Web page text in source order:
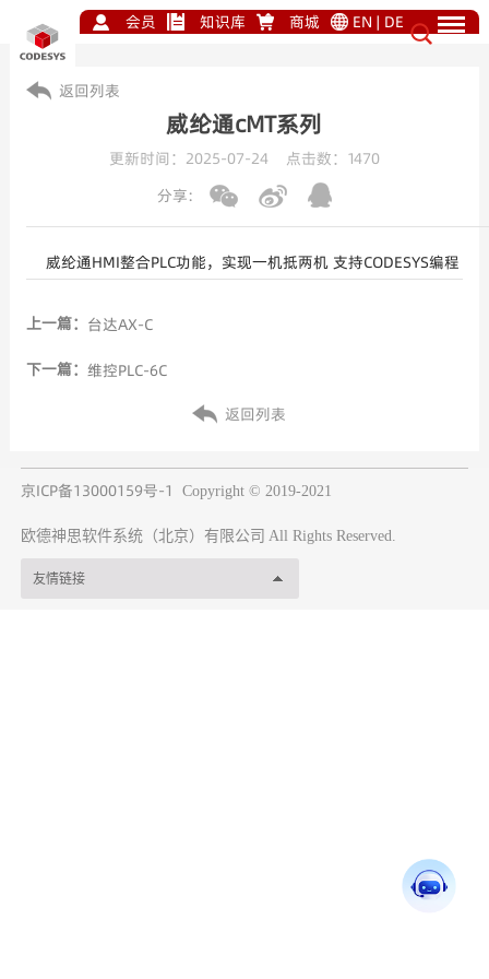
会员 知识库 商城 EN | DE
返回列表
威纶通cMT系列
更新时间：2025-07-24 点击数： 1470
分享:
威纶通HMI整合PLC功能，实现一机抵两机 支持CODESYS编程
上一篇： 台达AX-C
下一篇： 维控PLC-6C
返回列表
京ICP备13000159号-1 Copyright © 2019-2021
欧德神思软件系统（北京）有限公司 All Rights Reserved.